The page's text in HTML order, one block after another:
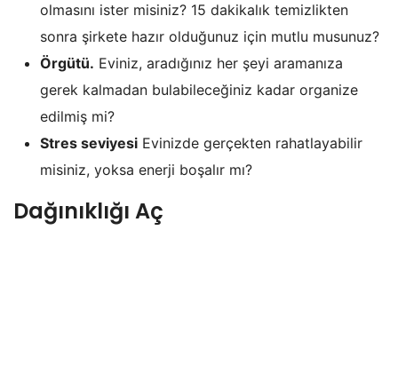
olmasını ister misiniz? 15 dakikalık temizlikten
sonra şirkete hazır olduğunuz için mutlu musunuz?
Örgütü. Eviniz, aradığınız her şeyi aramanıza
gerek kalmadan bulabileceğiniz kadar organize
edilmiş mi?
Stres seviyesi Evinizde gerçekten rahatlayabilir
misiniz, yoksa enerji boşalır mı?
Dağınıklığı Aç